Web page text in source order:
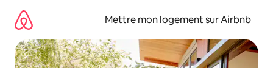
directement
contenu
Mettre mon logement sur Airbnb